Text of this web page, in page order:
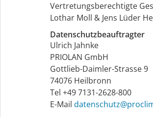
Vertretungsberechtigte
Lothar Moll & Jens Lüder
Datenschutzbeauftragter
Ulrich Jahnke
PRIOLAN GmbH
Gottlieb-Daimler-Strasse 9
74076 Heilbronn
Tel +49 7131-2628-800
E-Mail